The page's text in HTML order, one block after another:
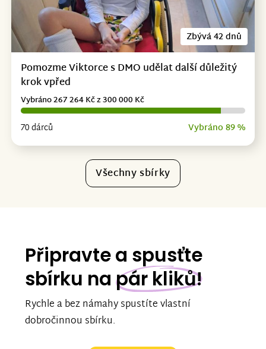
Zbývá 42 dnů
Pomozme Viktorce s DMO udělat další důležitý
krok vpřed
70 dárců Vybráno 89 %
Vybráno 267 264 Kč z 300 000 Kč
Všechny sbírky
Připravte a spusťte
sbírku na pár kliků!
Rychle a bez námahy spustíte vlastní
dobročinnou sbírku.